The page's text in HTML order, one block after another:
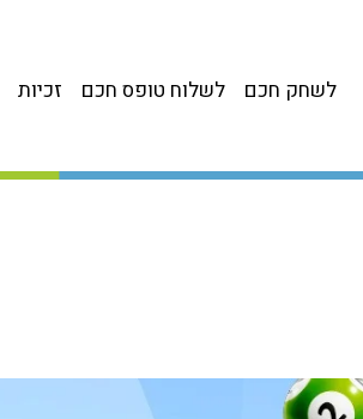
זכיות לשלוח טופס חכם לשחק חכם